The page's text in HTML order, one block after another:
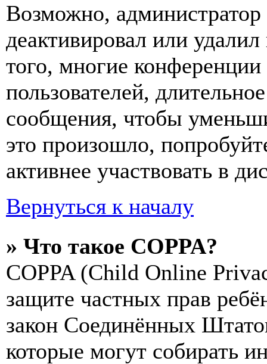
Возможно,
деактивировал или
того, многие
пользователей,
сообщения, чтобы
это произошло,
активнее участвовать в
Вернуться к началу
» Что такое COPPA?
COPPA (Child Online
защите частных прав
закон Соединённых
которые могут собирать